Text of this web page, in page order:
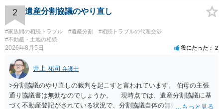
してください。 質問２について 請求棄却を求める答弁書を提出すれ
ば、第１回期日は出席する必要がありません。その日は差支え（用事
があり出席できない）との記載で十分です。 質問３について 弁護士で
はないので、ｍｉｎｔｓでの提出の必要は無いと思います。郵送（期
限までに届けばよい）で十分です。 詳細は、書面記載の裁判所書記官
にお問い合わせください。 以上、ご参考まで。
2 遺産分割協議のやり直し
#家族間の相続トラブル #遺産分割
#相続トラブルの代理交渉
#不動産・土地の相続
2026年8月5日 役にたった 2
井上 祐司 弁護士
>分割協議のやり直しの裁判を起こすと言われています。 伯母の主張
通り協議書は無効なのでしょうか。 現時点では、遺産分割協議に基
づく不動産登記がされている状況で、分割協議自体の無効を裁判所が